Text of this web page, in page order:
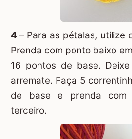
4 –Para as pétalas, utilize
Prenda com ponto baixo
16 pontos de base.
arremate. Faça 5
de base e prenda com
terceiro.